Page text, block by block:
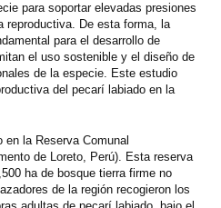
para soportar elevadas presiones
reproductiva. De esta forma, la
para el desarrollo de
el uso sostenible y el diseño de
de la especie. Este estudio
del pecarí labiado en la
la Reserva Comunal
de Loreto, Perú). Esta reserva
ha de bosque tierra firme no
de la región recogieron los